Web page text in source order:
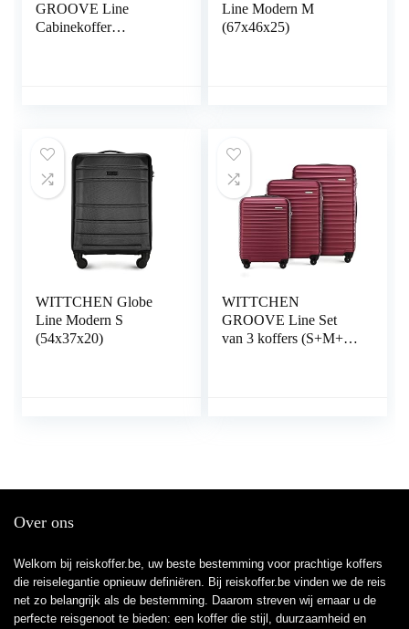
GROOVE Line
Cabinekoffer
Line Modern M
(67x46x25)
WITTCHEN Globe
Line Modern S
(54x37x20)
WITTCHEN
GROOVE Line Set
van 3 koffers (S+M+L)
Over ons
Welkom bij reiskoffer.be, uw beste bestemming voor prachtige koffers
die reiselegantie opnieuw definiëren. Bij reiskoffer.be vinden we de reis
net zo belangrijk als de bestemming. Daarom streven wij ernaar u de
perfecte reisgenoot te bieden: een koffer die stijl, duurzaamheid en